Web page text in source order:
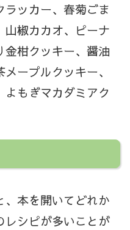
ッカー、春菊ごま
山椒カカオ、ピーナ
金柑クッキー、醤油
ープルクッキー、
もぎマカダミアク
、本を開いてどれか
レシピが多いことが